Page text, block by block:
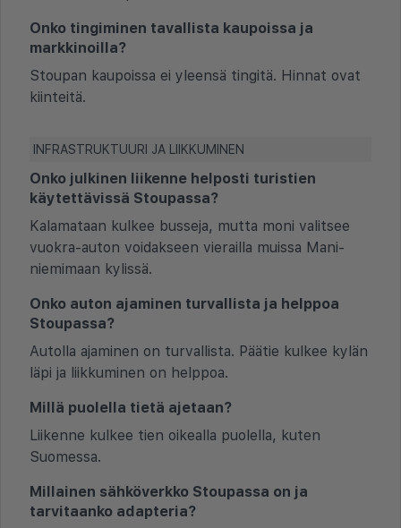
Onko tingiminen tavallista kaupoissa ja
markkinoilla?
Stoupan kaupoissa ei yleensä tingitä. Hinnat ovat
kiinteitä.
INFRASTRUKTUURI JA LIIKKUMINEN
Onko julkinen liikenne helposti turistien
käytettävissä Stoupassa?
Kalamataan kulkee busseja, mutta moni valitsee
vuokra-auton voidakseen vierailla muissa Mani-
niemimaan kylissä.
Onko auton ajaminen turvallista ja helppoa
Stoupassa?
Autolla ajaminen on turvallista. Päätie kulkee kylän
läpi ja liikkuminen on helppoa.
Millä puolella tietä ajetaan?
Liikenne kulkee tien oikealla puolella, kuten
Suomessa.
Millainen sähköverkko Stoupassa on ja
tarvitaanko adapteria?